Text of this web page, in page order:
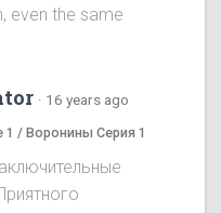
even the same
· 16 years ago
1 / Воронины Серия 1